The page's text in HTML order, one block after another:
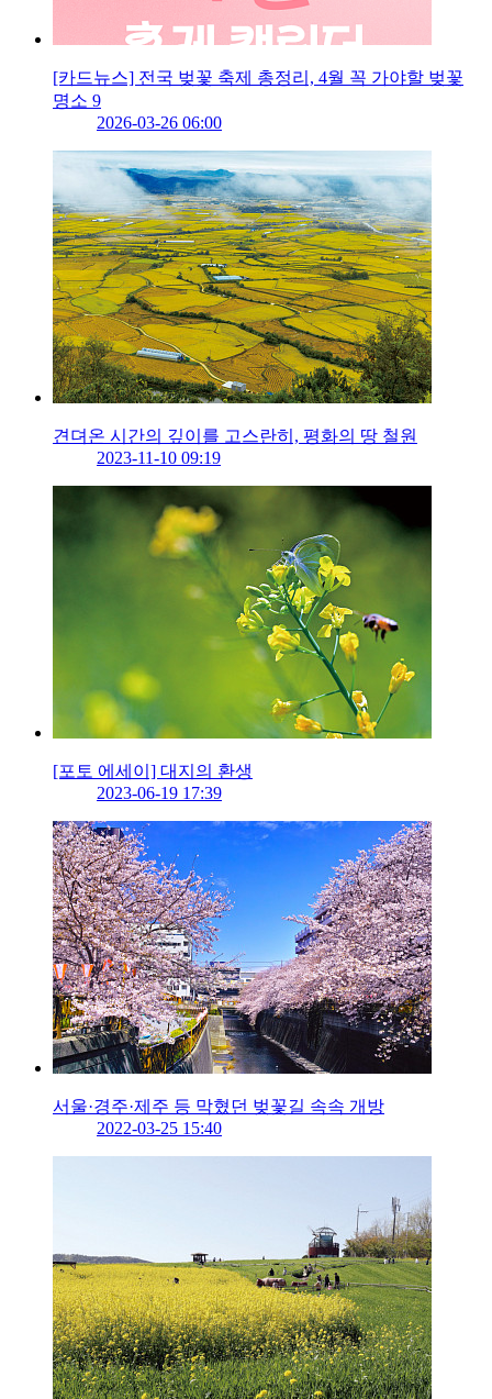
[카드뉴스] 전국 벚꽃 축제 총정리, 4월 꼭 가야할 벚꽃
명소 9
2026-03-26 06:00
견뎌온 시간의 깊이를 고스란히, 평화의 땅 철원
2023-11-10 09:19
[포토 에세이] 대지의 환생
2023-06-19 17:39
서울·경주·제주 등 막혔던 벚꽃길 속속 개방
2022-03-25 15:40